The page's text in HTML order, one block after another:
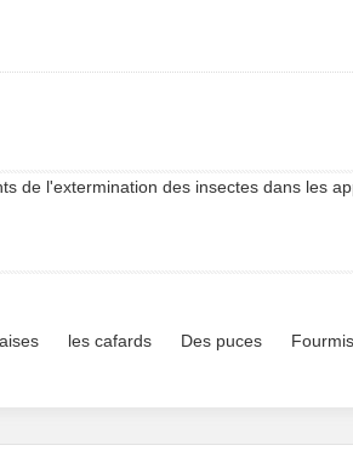
de l'extermination des insectes dans les
les cafards Des puces Fourmis